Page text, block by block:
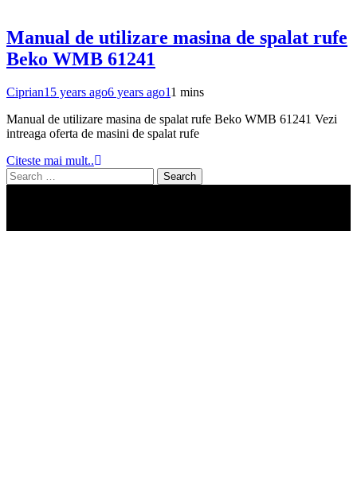
Manual de utilizare masina de spalat rufe
Beko WMB 61241
Ciprian15 years ago6 years ago11 mins
Manual de utilizare masina de spalat rufe Beko WMB 61241 Vezi
intreaga oferta de masini de spalat rufe
Citeste mai mult..
Search
for: